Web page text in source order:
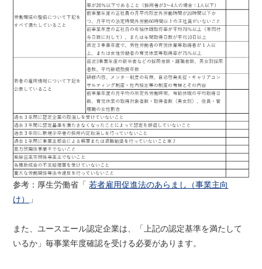
参考：厚生労働省「若者雇用促進法のあらまし（事業主向
け）
」
また、ユースエール認定企業は、「上記の認定基準を満たして
いるか」毎事業年度確認を受ける必要があります。